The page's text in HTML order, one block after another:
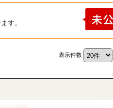
す。
表示件数